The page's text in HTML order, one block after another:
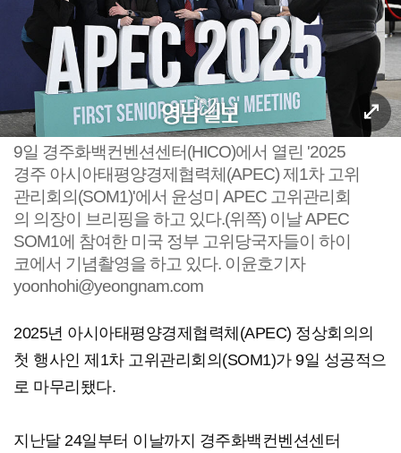
9일 경주화백컨벤션센터(HICO)에서 열린 '2025
경주 아시아태평양경제협력체(APEC) 제1차 고위
관리회의(SOM1)'에서 윤성미 APEC 고위관리회
의 의장이 브리핑을 하고 있다.(위쪽) 이날 APEC
SOM1에 참여한 미국 정부 고위당국자들이 하이
코에서 기념촬영을 하고 있다. 이윤호기자
yoonhohi@yeongnam.com
2025년 아시아태평양경제협력체(APEC) 정상회의의
첫 행사인 제1차 고위관리회의(SOM1)가 9일 성공적으
로 마무리됐다.
지난달 24일부터 이날까지 경주화백컨벤션센터